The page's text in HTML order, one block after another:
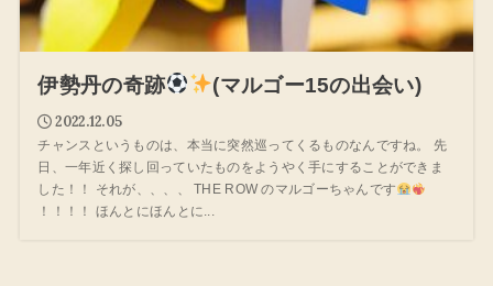
伊勢丹の奇跡 (マルゴー15の出会い)
2022.12.05
チャンスというものは、本当に突然巡ってくるものなんですね。 先
日、一年近く探し回っていたものをようやく手にすることができま
した！！ それが、、、、 THE ROW のマルゴーちゃんです
！！！！ ほんとにほんとに...